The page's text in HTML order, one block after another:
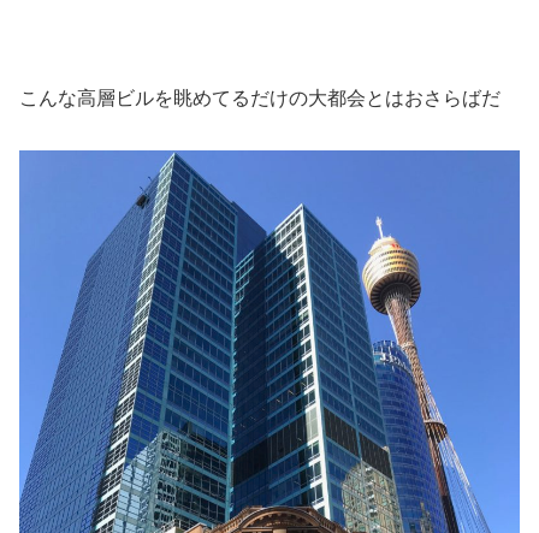
こんな高層ビルを眺めてるだけの大都会とはおさらばだ